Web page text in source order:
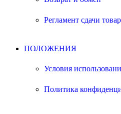
Регламент сдачи
ПОЛОЖЕНИЯ
Условия
Политика